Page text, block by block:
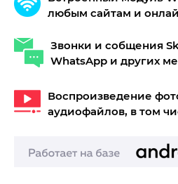
любым сайтам и
Звонки и собщения
WhatsApp и других
Воспроизведение
аудиофайлов, в том